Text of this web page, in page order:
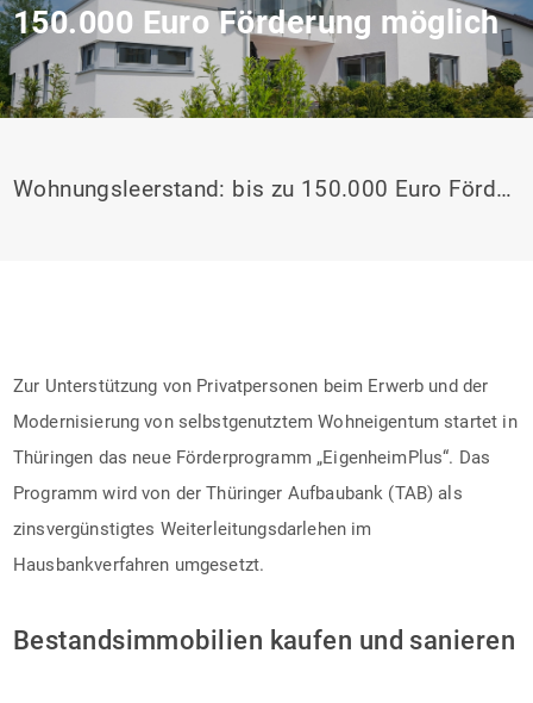
150.000 Euro Förderung möglich
Wohnungsleerstand: bis zu 150.000 Euro Förderung möglich
Zur Unterstützung von Privatpersonen beim Erwerb und der
Modernisierung von selbstgenutztem Wohneigentum startet in
Thüringen das neue Förderprogramm „EigenheimPlus“. Das
Programm wird von der Thüringer Aufbaubank (TAB) als
zinsvergünstigtes Weiterleitungsdarlehen im
Hausbankverfahren umgesetzt.
Bestandsimmobilien kaufen und sanieren